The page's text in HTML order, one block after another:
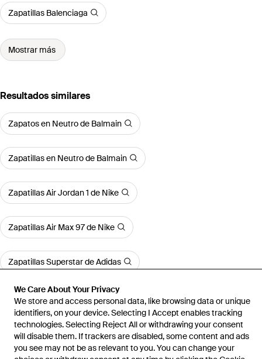
We Care About Your Privacy
We store and access personal data, like browsing data or unique
identifiers, on your device. Selecting I Accept enables tracking
technologies. Selecting Reject All or withdrawing your consent
will disable them. If trackers are disabled, some content and ads
you see may not be as relevant to you. You can change your
Zapatillas Balenciaga
Mostrar más
Resultados similares
Zapatos en Neutro de Balmain
Zapatillas en Neutro de Balmain
Zapatillas Air Jordan 1 de Nike
Zapatillas Air Max 97 de Nike
Zapatillas Superstar de Adidas
Mostrar más